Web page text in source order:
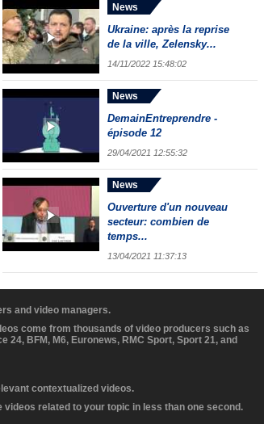
News
Ukraine: après la reprise
de la ville, Zelensky...
14/11/2022 15:48:02
News
DemainEntreprendre -
épisode 12
29/04/2021 12:55:32
News
Ouverture d'un nouveau
secteur: combien de
temps...
13/04/2021 11:37:13
and video managers.
come from thousands of video producers such as
24, BFM, M6, Euronews, RMC Sport, Sport 21, and
contextualized videos.
related to your topic in less than one second.